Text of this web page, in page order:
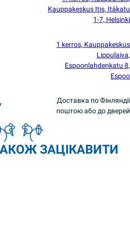
Kauppakeskus Itis, Itäkatu
1-7, Helsinki
1 kerros, Kauppakeskus
Lippulaiva,
Espoonlahdenkatu 8,
Espoo
Доставка по Фінляндії
поштою або до дверей
ЗАЦІКАВИТИ